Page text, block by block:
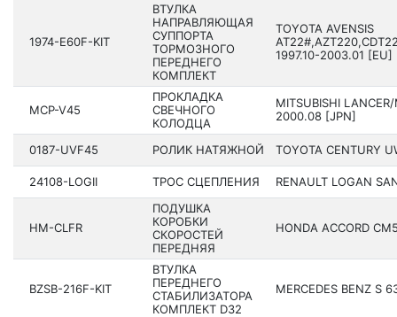
1974-E60F-KIT
ВТУЛКА
НАПРАВЛЯЮЩАЯ
СУППОРТА
ТОРМОЗНОГО
ПЕРЕДНЕГО
КОМПЛЕКТ
TOYOTA AVENSIS
1997.10-2003.01 [EU]
MCP-V45
ПРОКЛАДКА
СВЕЧНОГО
КОЛОДЦА
MITSUBISHI
2000.08 [JPN]
0187-UVF45 РОЛИК НАТЯЖНОЙ TOYOTA CENTURY
24108-LOGII ТРОС СЦЕПЛЕНИЯ RENAULT LOGAN
HM-CLFR
ПОДУШКА
КОРОБКИ
СКОРОСТЕЙ
ПЕРЕДНЯЯ
HONDA ACCORD
BZSB-216F-KIT
ВТУЛКА
ПЕРЕДНЕГО
СТАБИЛИЗАТОРА
КОМПЛЕКТ D32
MERCEDES BENZ S